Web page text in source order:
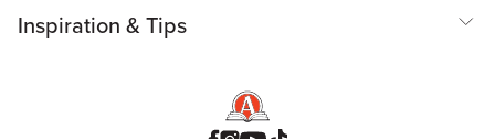
Inspiration & Tips